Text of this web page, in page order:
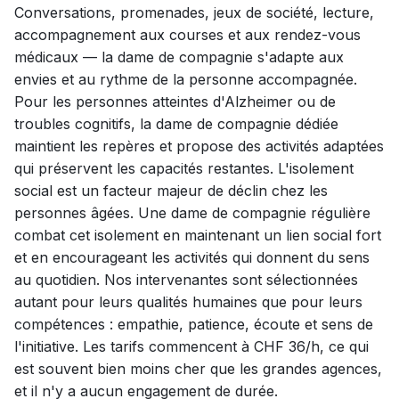
Conversations, promenades, jeux de société, lecture,
accompagnement aux courses et aux rendez-vous
médicaux — la dame de compagnie s'adapte aux
envies et au rythme de la personne accompagnée.
Pour les personnes atteintes d'Alzheimer ou de
troubles cognitifs, la dame de compagnie dédiée
maintient les repères et propose des activités adaptées
qui préservent les capacités restantes. L'isolement
social est un facteur majeur de déclin chez les
personnes âgées. Une dame de compagnie régulière
combat cet isolement en maintenant un lien social fort
et en encourageant les activités qui donnent du sens
au quotidien. Nos intervenantes sont sélectionnées
autant pour leurs qualités humaines que pour leurs
compétences : empathie, patience, écoute et sens de
l'initiative. Les tarifs commencent à CHF 36/h, ce qui
est souvent bien moins cher que les grandes agences,
et il n'y a aucun engagement de durée.